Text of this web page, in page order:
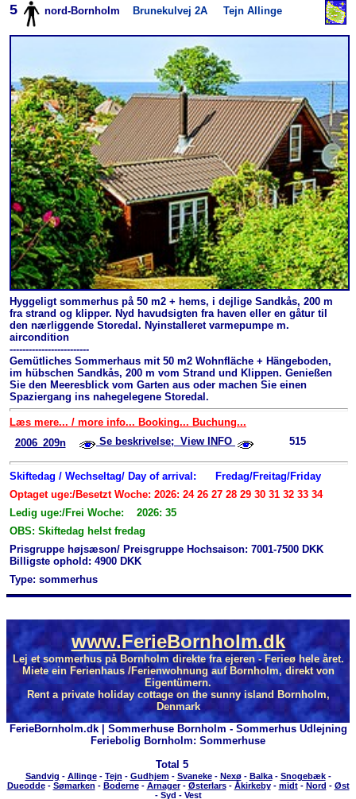
5 nord-Bornholm Brunekulvej 2A Tejn Allinge
Hyggeligt sommerhus på 50 m2 + hems, i dejlige Sandkås, 200 m
fra strand og klipper. Nyd havudsigten fra haven eller en gåtur til
den nærliggende Storedal. Nyinstalleret varmepumpe m.
aircondition
-------------------------
Gemütliches Sommerhaus mit 50 m2 Wohnfläche + Hängeboden,
im hübschen Sandkås, 200 m vom Strand und Klippen. Genießen
Sie den Meeresblick vom Garten aus oder machen Sie einen
Spaziergang ins nahegelegene Storedal.
Læs mere... / more info... Booking... Buchung...
2006_209n
Se beskrivelse; View INFO 515
Skiftedag / Wechseltag/ Day of arrival:
Fredag/Freitag/Friday
Optaget uge:/Besetzt Woche: 2026: 24 26 27 28 29 30 31 32 33 34
Ledig uge:/Frei Woche: 2026: 35
OBS: Skiftedag helst fredag
Prisgruppe højsæson/ Preisgruppe Hochsaison: 7001-7500 DKK
Billigste ophold: 4900 DKK
Type: sommerhus
www.FerieBornholm.dk
Lej et sommerhus på Bornholm direkte fra ejeren - Ferieø hele året.
Miete ein Ferienhaus /Ferienwohnung auf Bornholm, direkt von
Eigentümern.
Rent a private holiday cottage on the sunny island Bornholm,
Denmark
FerieBornholm.dk | Sommerhuse Bornholm - Sommerhus Udlejning
Feriebolig Bornholm: Sommerhuse
Total 5
Sandvig - Allinge- Tejn - Gudhjem- Svaneke- Nexø- Balka- Snogebæk-
Dueodde- Sømarken - Boderne- Arnager- Østerlars- Åkirkeby- midt- Nord - Øst
- Syd - Vest